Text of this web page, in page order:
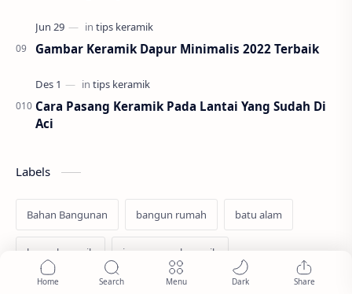
Gambar Keramik Dapur Minimalis 2022 Terbaik
Cara Pasang Keramik Pada Lantai Yang Sudah Di
Aci
Labels
Bahan Bangunan bangun rumah batu alam
harga keramik jasa pasang keramik